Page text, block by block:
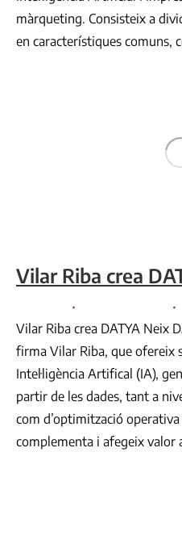
màrqueting. Consisteix a
en característiques comuns,
Vilar Riba crea
Vilar Riba crea DATYA Neix
firma Vilar Riba, que ofereix
Intel·ligència Artifical (IA),
partir de les dades, tant a
com d’optimització
complementa i afegeix valor